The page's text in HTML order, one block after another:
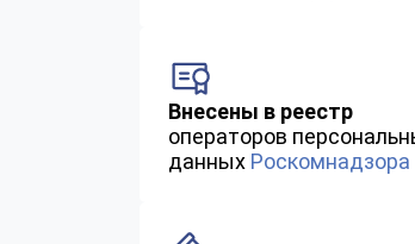
Внесены в реестр
операторов
данных Роскомнадзора